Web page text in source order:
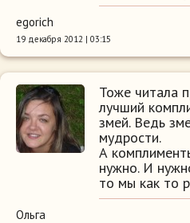
egorich
19 декабря 2012 | 03:15
Тоже читала
лучший
змей. Ведь
мудрости.
А
нужно. И
то мы как то
Ольга